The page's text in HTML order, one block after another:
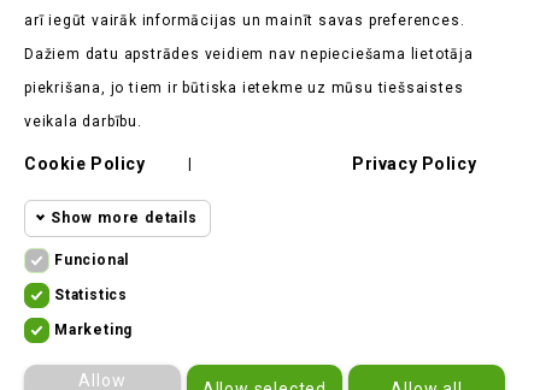
Produkti
Mūsu Uzņēmums
Klients Saka
arī iegūt vairāk informācijas un mainīt savas preferences.
Dažiem datu apstrādes veidiem nav nepieciešama lietotāja
piekrišana, jo tiem ir būtiska ietekme uz mūsu tiešsaistes
veikala darbību.
Cookie Policy Privacy Policy
Show more details
Statistics
cookies
Marketing
Funcional
Statistics
Marketing
Allow